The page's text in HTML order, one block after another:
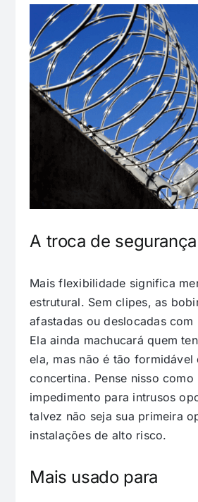
A troca de segurança
Mais flexibilidade significa
estrutural. Sem clipes, as
afastadas ou deslocadas
Ela ainda machucará quem
ela, mas não é tão formidável
concertina. Pense nisso como
impedimento para intrusos
talvez não seja sua primeira
instalações de alto risco.
Mais usado para